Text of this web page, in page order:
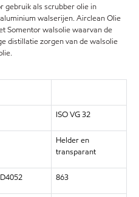
gebruik als scrubber olie in
walserijen. Airclean Olie
Somentor walsolie waarvan de
distillatie zorgen van de walsolie
ISO VG 32
Helder en
transparant
863